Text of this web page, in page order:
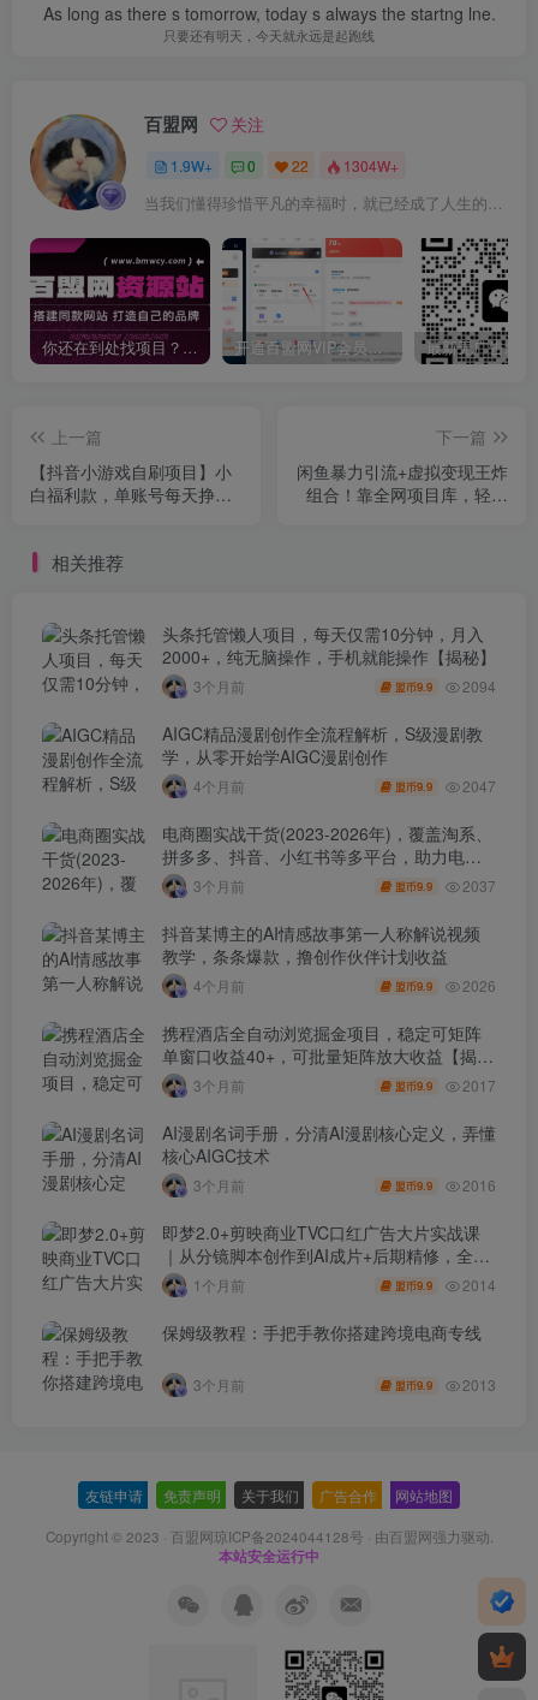
As long as there s tomorrow, today s always the startng lne.
只要还有明天，今天就永远是起跑线
百盟网 关注
1.9W+ 0 22 1304W+
当我们懂得珍惜平凡的幸福时，就已经成了人生的赢家
你还在到处找项目？还在当韭菜？我靠卖项目一个月收入5万+，曾经我也是个失败者。 开通百盟网VIP会员，尊享全站资源免费下载，享70%的推广提成！！【限时五折优惠】
上一篇
【抖音小游戏自刷项目】小
白福利款，单账号每天挣几
下一篇
闲鱼暴力引流+虚拟变现王炸
组合！靠全网项目库，轻松
相关推荐
头条托管懒人项目，每天仅需10分钟，月入
2000+，纯无脑操作，手机就能操作【揭秘】
3个月前 盟币9.9 2094
AIGC精品漫剧创作全流程解析，S级漫剧教
学，从零开始学AIGC漫剧创作
4个月前 盟币9.9 2047
电商圈实战干货(2023-2026年)，覆盖淘系、
拼多多、抖音、小红书等多平台，助力电商
人避开坑、提效率、稳盈利(更新4月)
3个月前 盟币9.9 2037
抖音某博主的AI情感故事第一人称解说视频
教学，条条爆款，撸创作伙伴计划收益
4个月前 盟币9.9 2026
携程酒店全自动浏览掘金项目，稳定可矩阵
单窗口收益40+，可批量矩阵放大收益【揭
秘】3个月前 盟币9.9 2017
AI漫剧名词手册，分清AI漫剧核心定义，弄懂
核心AIGC技术
3个月前 盟币9.9 2016
即梦2.0+剪映商业TVC口红广告大片实战课
｜从分镜脚本创作到AI成片+后期精修，全流
程打造品牌级产品广告
1个月前 盟币9.9 2014
保姆级教程：手把手教你搭建跨境电商专线
3个月前 盟币9.9 2013
友链申请 免责声明 关于我们 广告合作 网站地图
Copyright © 2023 · 百盟网琼ICP备2024044128号 · 由百盟网强力驱动.
本站安全运行中